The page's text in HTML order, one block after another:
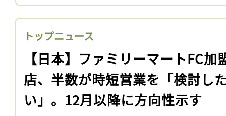
トップニュース
【日本】ファミリーマートFC加
店、半数が時短営業を「検討し
い」。12月以降に方向性示す